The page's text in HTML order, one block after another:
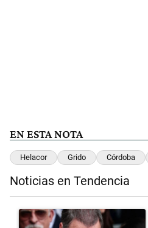
EN ESTA NOTA
Helacor Grido Córdoba
Noticias en Tendencia
Un artículo de tendencia con el